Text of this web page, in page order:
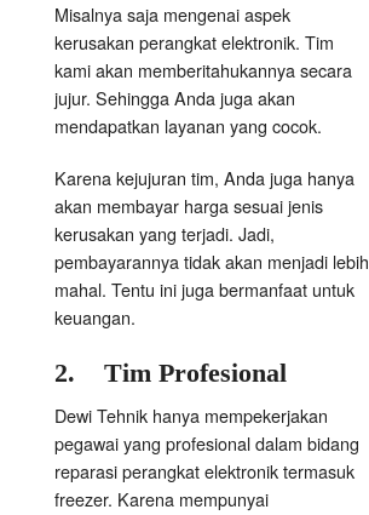
Misalnya saja mengenai aspek
kerusakan perangkat elektronik. Tim
kami akan memberitahukannya secara
jujur. Sehingga Anda juga akan
mendapatkan layanan yang cocok.
Karena kejujuran tim, Anda juga hanya
akan membayar harga sesuai jenis
kerusakan yang terjadi. Jadi,
pembayarannya tidak akan menjadi lebih
mahal. Tentu ini juga bermanfaat untuk
keuangan.
2. Tim Profesional
Dewi Tehnik hanya mempekerjakan
pegawai yang profesional dalam bidang
reparasi perangkat elektronik termasuk
freezer. Karena mempunyai